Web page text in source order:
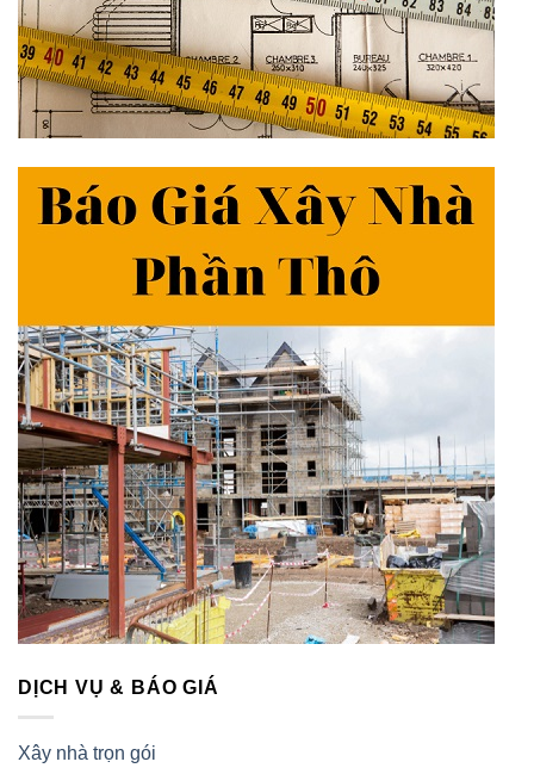
DỊCH VỤ & BÁO GIÁ
Xây nhà trọn gói